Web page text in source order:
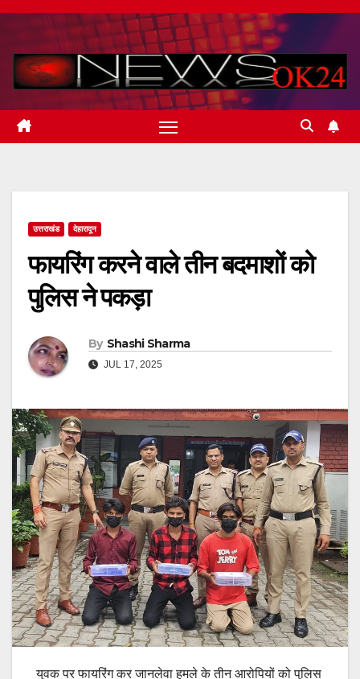
Skip
content
उत्तराखंड देहारादून
फायरिंग करने वाले तीन बदमाशों को
पुलिस ने पकड़ा
By Shashi Sharma
JUL 17, 2025
युवक पर फायरिंग कर जानलेवा हमले के तीन आरोपियों को पुलिस